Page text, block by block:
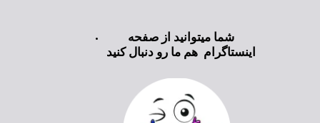
شما میتوانید از صفحه
اینستاگرام هم ما رو دنبال کنید